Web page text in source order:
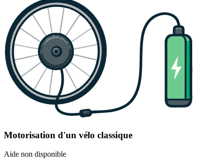
Motorisation d'un vélo classique
Aide non disponible